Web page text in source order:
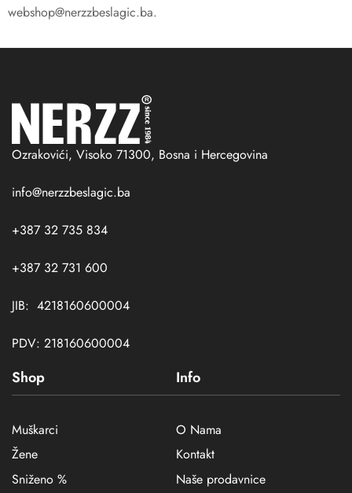
webshop@nerzzbeslagic.ba.
Ozrakovići, Visoko 71300, Bosna i Hercegovina
info@nerzzbeslagic.ba
+387 32 735 834
+387 32 731 600
JIB: 4218160600004
PDV: 218160600004
Shop
Muškarci
Žene
Sniženo %
Info
O Nama
Kontakt
Naše prodavnice